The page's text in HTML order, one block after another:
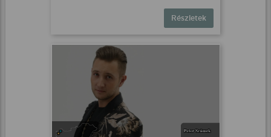
Részletek